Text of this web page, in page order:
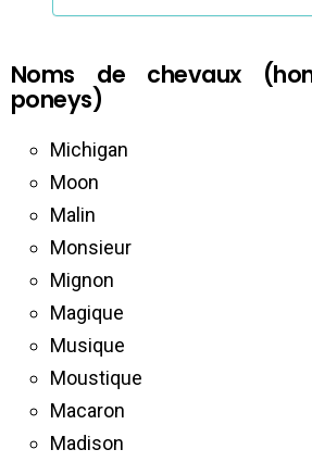
Noms de chevaux
poneys)
Michigan
Moon
Malin
Monsieur
Mignon
Magique
Musique
Moustique
Macaron
Madison